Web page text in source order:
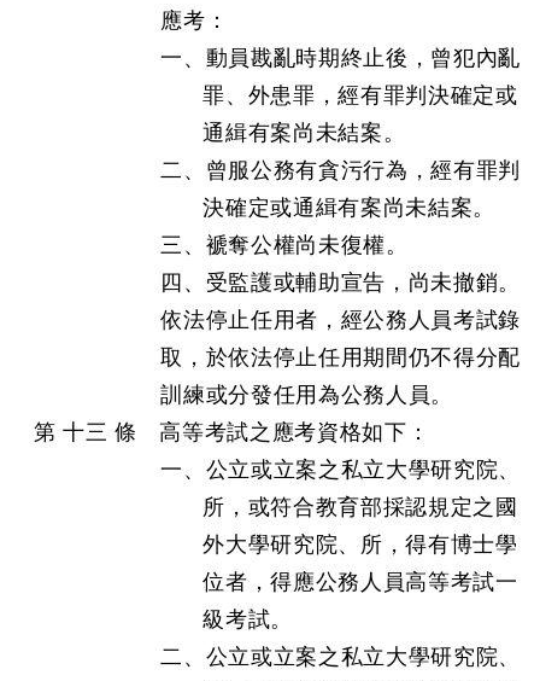
應考：
一、動員戡亂時期終止後，曾犯內亂
罪、外患罪，經有罪判決確定或
通緝有案尚未結案。
二、曾服公務有貪污行為，經有罪判
決確定或通緝有案尚未結案。
三、褫奪公權尚未復權。
四、受監護或輔助宣告，尚未撤銷。
依法停止任用者，經公務人員考試錄
取，於依法停止任用期間仍不得分配
訓練或分發任用為公務人員。
第 十三 條 高等考試之應考資格如下：
一、公立或立案之私立大學研究院、
所，或符合教育部採認規定之國
外大學研究院、所，得有博士學
位者，得應公務人員高等考試一
級考試。
二、公立或立案之私立大學研究院、